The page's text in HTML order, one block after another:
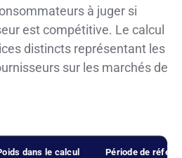
à juger si
est compétitive. Le calcul
distincts représentant les
sur les marchés de
dans le calcul Période de